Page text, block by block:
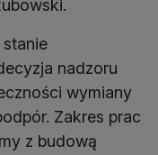
stanie
nadzoru
wymiany
Zakres prac
z budową